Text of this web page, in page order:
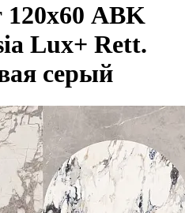
ABK
Lux+ Rett.
серый